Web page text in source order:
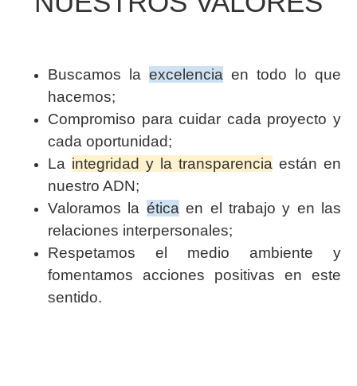
Buscamos la excelencia en todo lo que
hacemos;
Compromiso para cuidar cada proyecto y
cada oportunidad;
La integridad y la transparencia están en
nuestro ADN;
Valoramos la éticaen el trabajo y en las
relaciones interpersonales;
Respetamos el medio ambiente y
fomentamos acciones positivas en este
sentido.